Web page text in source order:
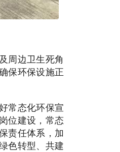
周边卫生死角
保环保设施正
常态化环保宣
位建设，常态
责任体系，加
色转型、共建